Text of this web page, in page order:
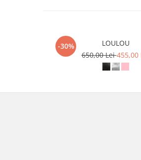
-30%
LOULOU
650,00 Lei455,00